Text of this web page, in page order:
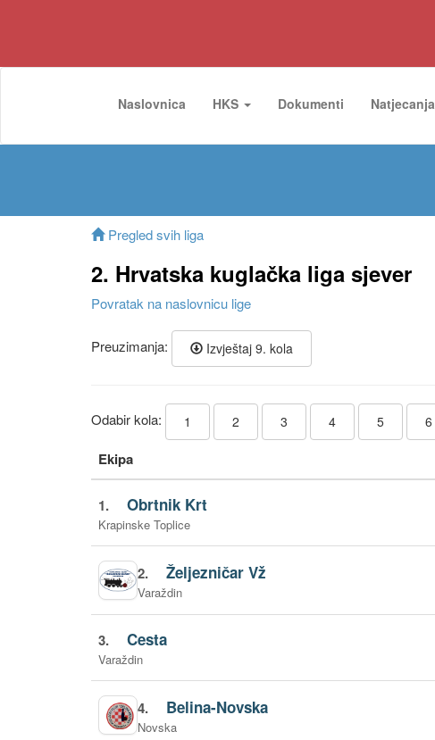
Naslovnica HKS Dokumenti Natjecanja
Pregled svih liga
2. Hrvatska kuglačka liga sjever
Povratak na naslovnicu lige
Preuzimanja: Izvještaj 9. kola
Odabir kola: 1 2 3 4 5 6
Ekipa
1. Obrtnik Krt
Krapinske Toplice
2. Željezničar Vž
Varaždin
3. Cesta
Varaždin
4. Belina-Novska
Novska